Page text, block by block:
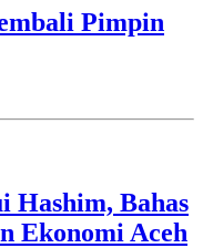
Pimpin
Hashim, Bahas
Ekonomi Aceh